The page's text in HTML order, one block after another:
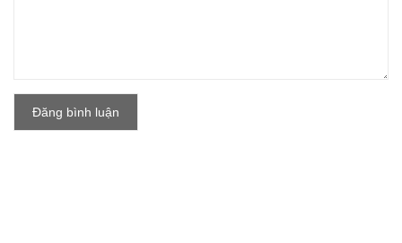
Đăng bình luận